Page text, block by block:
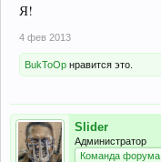
Я!
4 фев 2013
BukToOp нравится это.
Slider
Администратор
Команда форума